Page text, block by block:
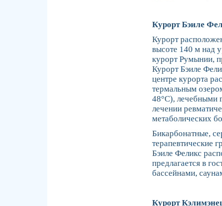
Курорт Бэиле
Курорт
высоте 140 м над
курорт Румынии,
Курорт Бэиле
центре курорта
термальным
48°C), лечебными
лечении
метаболических
Бикарбонатные,
терапевтические
Бэиле Феликс
предлагается в
бассейнами,
Курорт